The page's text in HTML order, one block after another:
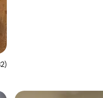
avaliação média de 5, 132